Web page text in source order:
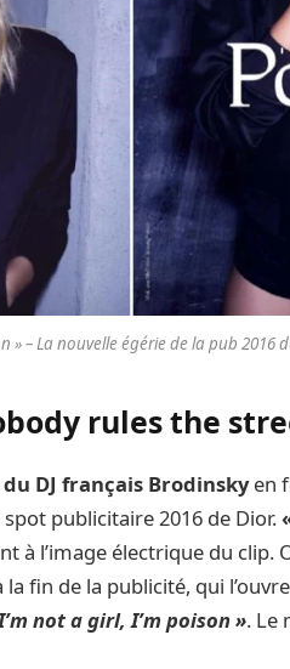
» – La nouvelle égérie de la pub 2016
rules the
DJ français Brodinskyen
publicitaire 2016 de Dior.
à l’image électrique du clip.
fin de la publicité, qui
not a girl, I’m poison ». Le